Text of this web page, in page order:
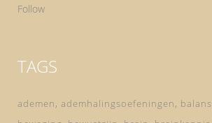
Follow
TAGS
ademen ademhalingsoefeningen balans